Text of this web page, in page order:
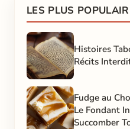
LES PLUS
Histoires
Récits
Fudge au
Le Fondant
Succomber